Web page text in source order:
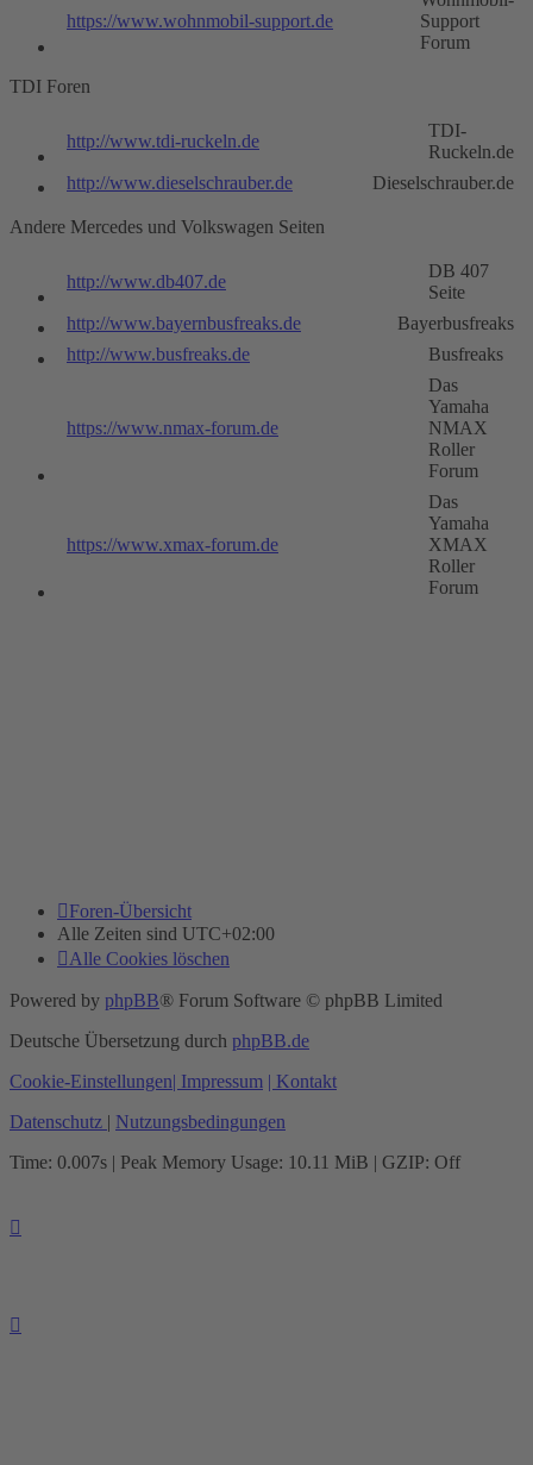
https://www.wohnmobil-support.de
Support
Forum
TDI Foren
http://www.tdi-ruckeln.de
TDI-
Ruckeln.de
http://www.dieselschrauber.de
Dieselschrauber.de
Andere Mercedes und Volkswagen Seiten
http://www.db407.de
DB 407
Seite
http://www.bayernbusfreaks.de
Bayerbusfreaks
http://www.busfreaks.de
Busfreaks
https://www.nmax-forum.de
Das
Yamaha
NMAX
Roller
Forum
https://www.xmax-forum.de
Das
Yamaha
XMAX
Roller
Forum
Foren-Übersicht
Alle Zeiten sind UTC+02:00
Alle Cookies löschen
Powered by phpBB® Forum Software © phpBB Limited
Deutsche Übersetzung durch phpBB.de
Cookie-Einstellungen| Impressum | Kontakt
Datenschutz | Nutzungsbedingungen
Time: 0.007s | Peak Memory Usage: 10.11 MiB | GZIP: Off